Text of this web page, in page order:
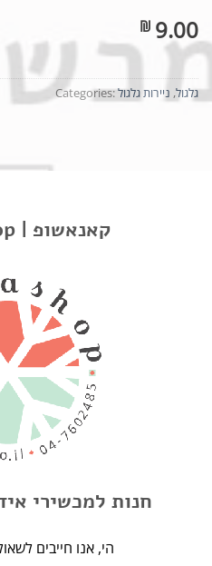
CannaShop | קאנאשופ
חנות למכשירי
? הי, אנו חייבים
₪ 9.00
Categories: גלגול, ניירות גלגול
ניירות גלגול עם פילטר | King Size
SMK | King Size | 33 ניירות ופילטרים